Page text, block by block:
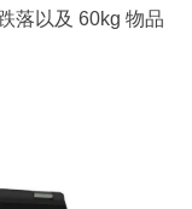
落以及 60kg 物品